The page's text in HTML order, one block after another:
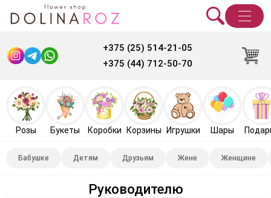
+375 (25) 514-21-05
+375 (44) 712-50-70
Розы Букеты Коробки Корзины Игрушки Шары
Бабушке Детям Друзьям Жене Женщине
Руководителю